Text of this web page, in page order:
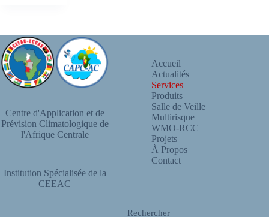
Centre d'Application et de
Prévision Climatologique de
l'Afrique Centrale
Institution Spécialisée de la
CEEAC
Accueil
Actualités
Services
Produits
Salle de Veille
Multirisque
WMO-RCC
Projets
À Propos
Contact
Rechercher